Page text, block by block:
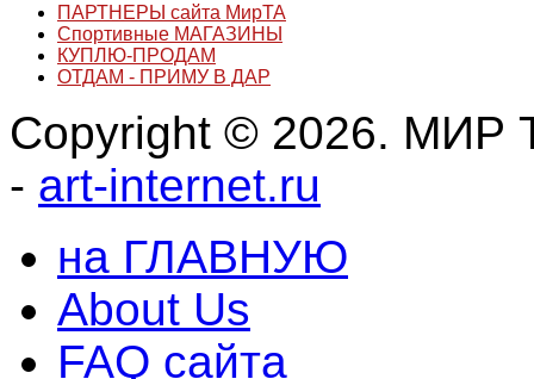
ПАРТНЕРЫ сайта МирТА
Спортивные МАГАЗИНЫ
КУПЛЮ-ПРОДАМ
ОТДАМ - ПРИМУ В ДАР
Copyright © 2026. МИР
- art-internet.ru
на ГЛАВНУЮ
About Us
FAQ сайта